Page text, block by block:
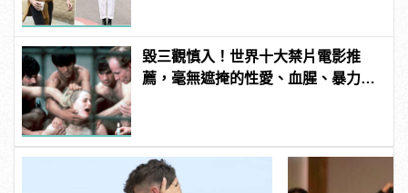
毀三觀慎入！世界十大禁片電影推
薦，毫無遮掩的性愛、血腥、暴力、